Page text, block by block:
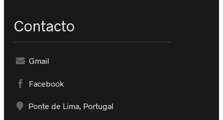
Contacto
Gmail
Facebook
Ponte de Lima, Portugal